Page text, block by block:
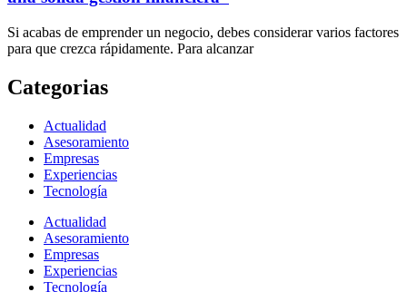
Si acabas de emprender un negocio, debes considerar varios factores
para que crezca rápidamente. Para alcanzar
Categorias
Actualidad
Asesoramiento
Empresas
Experiencias
Tecnología
Actualidad
Asesoramiento
Empresas
Experiencias
Tecnología